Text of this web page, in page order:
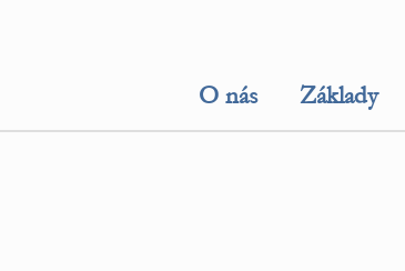
O nás Základy